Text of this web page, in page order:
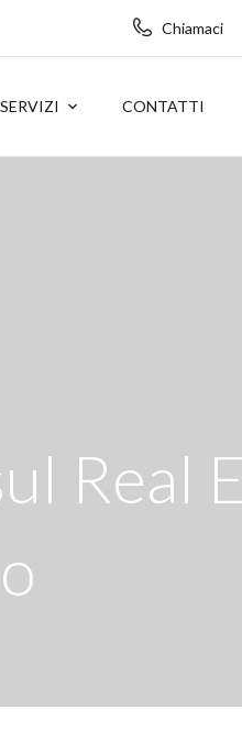
Chiamaci
CONTATTI
Real